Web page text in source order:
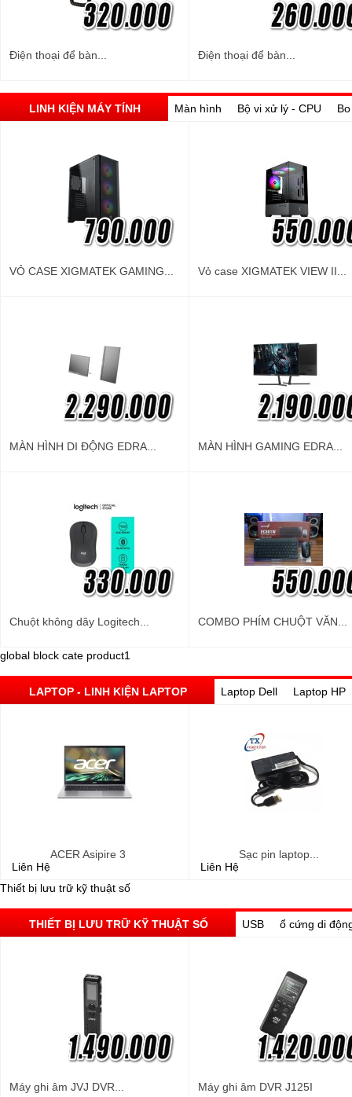
Điện thoại để bàn... Điện thoại để bàn...
LINH KIỆN MÁY TÍNH Màn hình Bộ vi xử lý - CPU
VỎ CASE XIGMATEK GAMING... Vỏ case XIGMATEK VIEW II...
MÀN HÌNH DI ĐỘNG EDRA... MÀN HÌNH GAMING EDRA...
Chuột không dây Logitech... COMBO PHÍM CHUỘT VĂN...
global block cate product1
LAPTOP - LINH KIỆN LAPTOP Laptop Dell Laptop HP
Liên Hệ
ACER Asipire 3
Liên Hệ
Sạc pin laptop...
Thiết bị lưu trữ kỹ thuật số
THIẾT BỊ LƯU TRỮ KỸ THUẬT SỐ USB ổ cứng di
Máy ghi âm JVJ DVR... Máy ghi âm DVR J125I